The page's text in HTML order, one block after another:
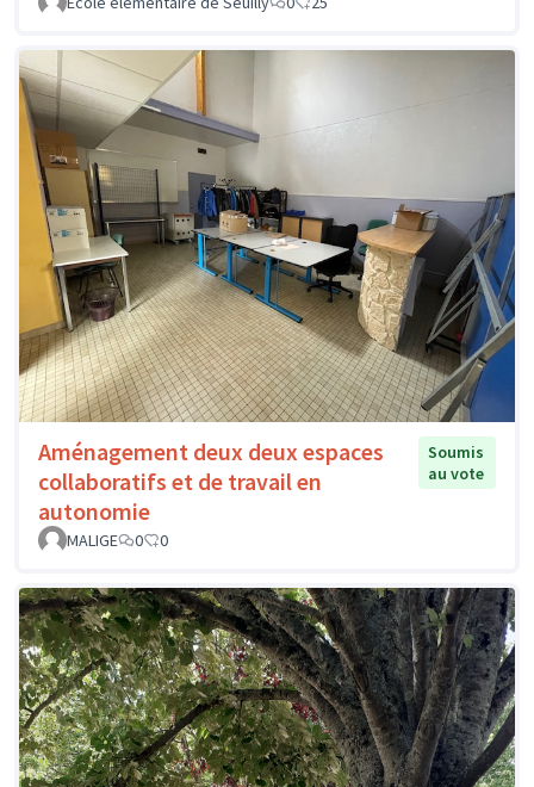
Aménagement deux deux espaces
collaboratifs et de travail en
autonomie
Soumis
au vote
MALIGE 0 0